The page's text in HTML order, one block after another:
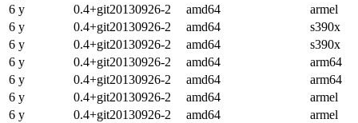
6 y
0.4+git20130926-2 amd64
armel
6 y
0.4+git20130926-2 amd64
s390x
6 y
0.4+git20130926-2 amd64
s390x
6 y
0.4+git20130926-2 amd64
arm64
6 y
0.4+git20130926-2 amd64
arm64
6 y
0.4+git20130926-2 amd64
armel
6 y
0.4+git20130926-2 amd64
armel